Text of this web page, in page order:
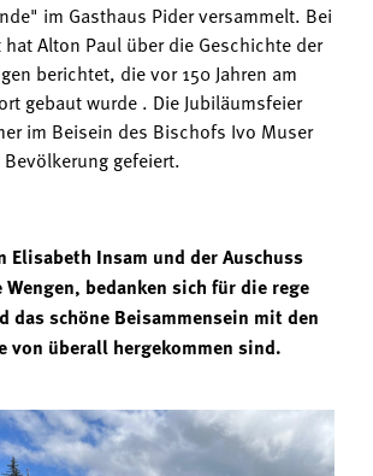
im Gasthaus Pider versammelt. Bei
hat Alton Paul über die Geschichte der
berichtet, die vor 150 Jahren am
gebaut wurde . Die Jubiläumsfeier
im Beisein des Bischofs Ivo Muser
gefeiert.
Elisabeth Insam und der Auschuss
bedanken sich für die rege
das schöne Beisammensein mit den
von überall hergekommen sind.